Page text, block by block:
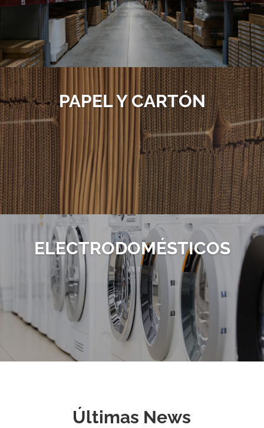
PAPEL Y CARTÓN
ELECTRO­DOMÉSTICOS
Últimas News